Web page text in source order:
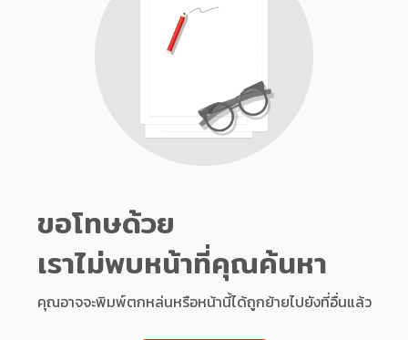
ขอโทษด้วย
เราไม่พบหน้าที่คุณค้นหา
คุณอาจจะพิมพ์ตกหล่นหรือหน้านี้ได้ถูกย้ายไปยังที่อื่นแล้ว